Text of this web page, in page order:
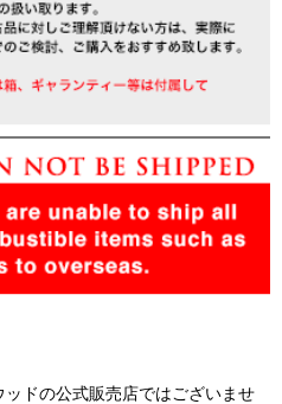
ドの公式販売店ではございませ